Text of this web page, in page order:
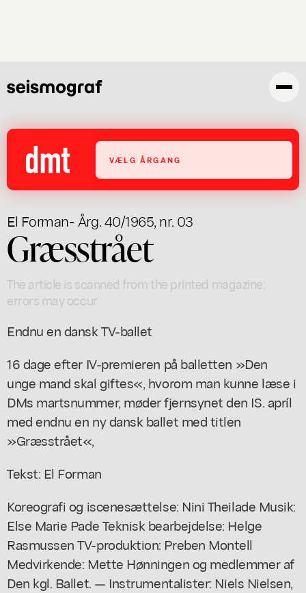
VÆLG ÅRGANG
El Forman- Årg. 40/1965, nr. 03
Græsstrået
The article is scanned from the printed magazine;
errors may occur
Endnu en dansk TV-ballet
16 dage efter IV-premieren på balletten »Den
unge mand skal giftes«, hvorom man kunne læse i
DMs martsnummer, møder fjernsynet den IS. apríl
med endnu en ny dansk ballet med titlen
»Græsstrået«,
Tekst: El Forman
Koreografi og iscenesættelse: Nini Theilade Musik:
Else Marie Pade Teknisk bearbejdelse: Helge
Rasmussen TV-produktion: Preben Montell
Medvirkende: Mette Hønningen og medlemmer af
Den kgl. Ballet. — Instrumentalister: Niels Nielsen,